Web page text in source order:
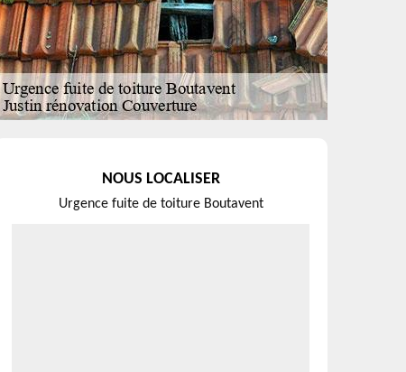
NOUS LOCALISER
Urgence fuite de toiture Boutavent